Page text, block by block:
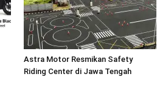
Astra Motor Resmikan Safety
Riding Center di Jawa Tengah